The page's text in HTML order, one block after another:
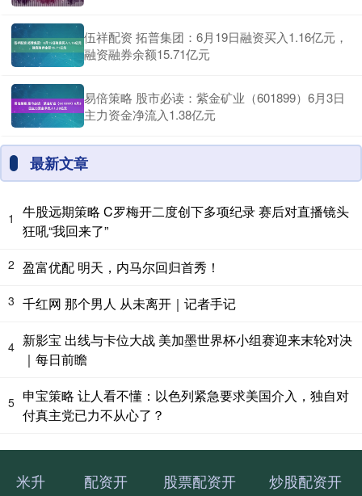
伍祥配资 拓普集团：6月19日融资买入1.16亿元，
融资融券余额15.71亿元
易倍策略 股市必读：紫金矿业（601899）6月3日
主力资金净流入1.38亿元
最新文章
1
牛股远期策略 C罗梅开二度创下多项纪录 赛后对直播镜头
狂吼“我回来了”
2 盈富优配 明天，内马尔回归首秀！
3 千红网 那个男人 从未离开｜记者手记
4 新影宝 出线与卡位大战 美加墨世界杯小组赛迎来末轮对决
｜每日前瞻
5 申宝策略 让人看不懂：以色列紧急要求美国介入，独自对
付真主党已力不从心了？
米升
配资开
股票配资开
炒股配资开